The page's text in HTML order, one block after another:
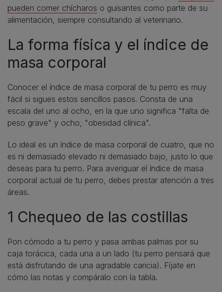
pueden comer chícharos o guisantes como parte de su
alimentación, siempre consultando al veterinario.
La forma física y el índice de
masa corporal
Conocer el índice de masa corporal de tu perro es muy
fácil si sigues estos sencillos pasos. Consta de una
escala del uno al ocho, en la que uno significa "falta de
peso grave" y ocho, "obesidad clínica".
Lo ideal es un índice de masa corporal de cuatro, que no
es ni demasiado elevado ni demasiado bajo, justo lo que
deseas para tu perro. Para averiguar el índice de masa
corporal actual de tu perro, debes prestar atención a tres
áreas.
1 Chequeo de las costillas
Pon cómodo a tu perro y pasa ambas palmas por su
caja torácica, cada una a un lado (tu perro pensará que
está disfrutando de una agradable caricia). Fíjate en
cómo las notas y compáralo con la tabla.